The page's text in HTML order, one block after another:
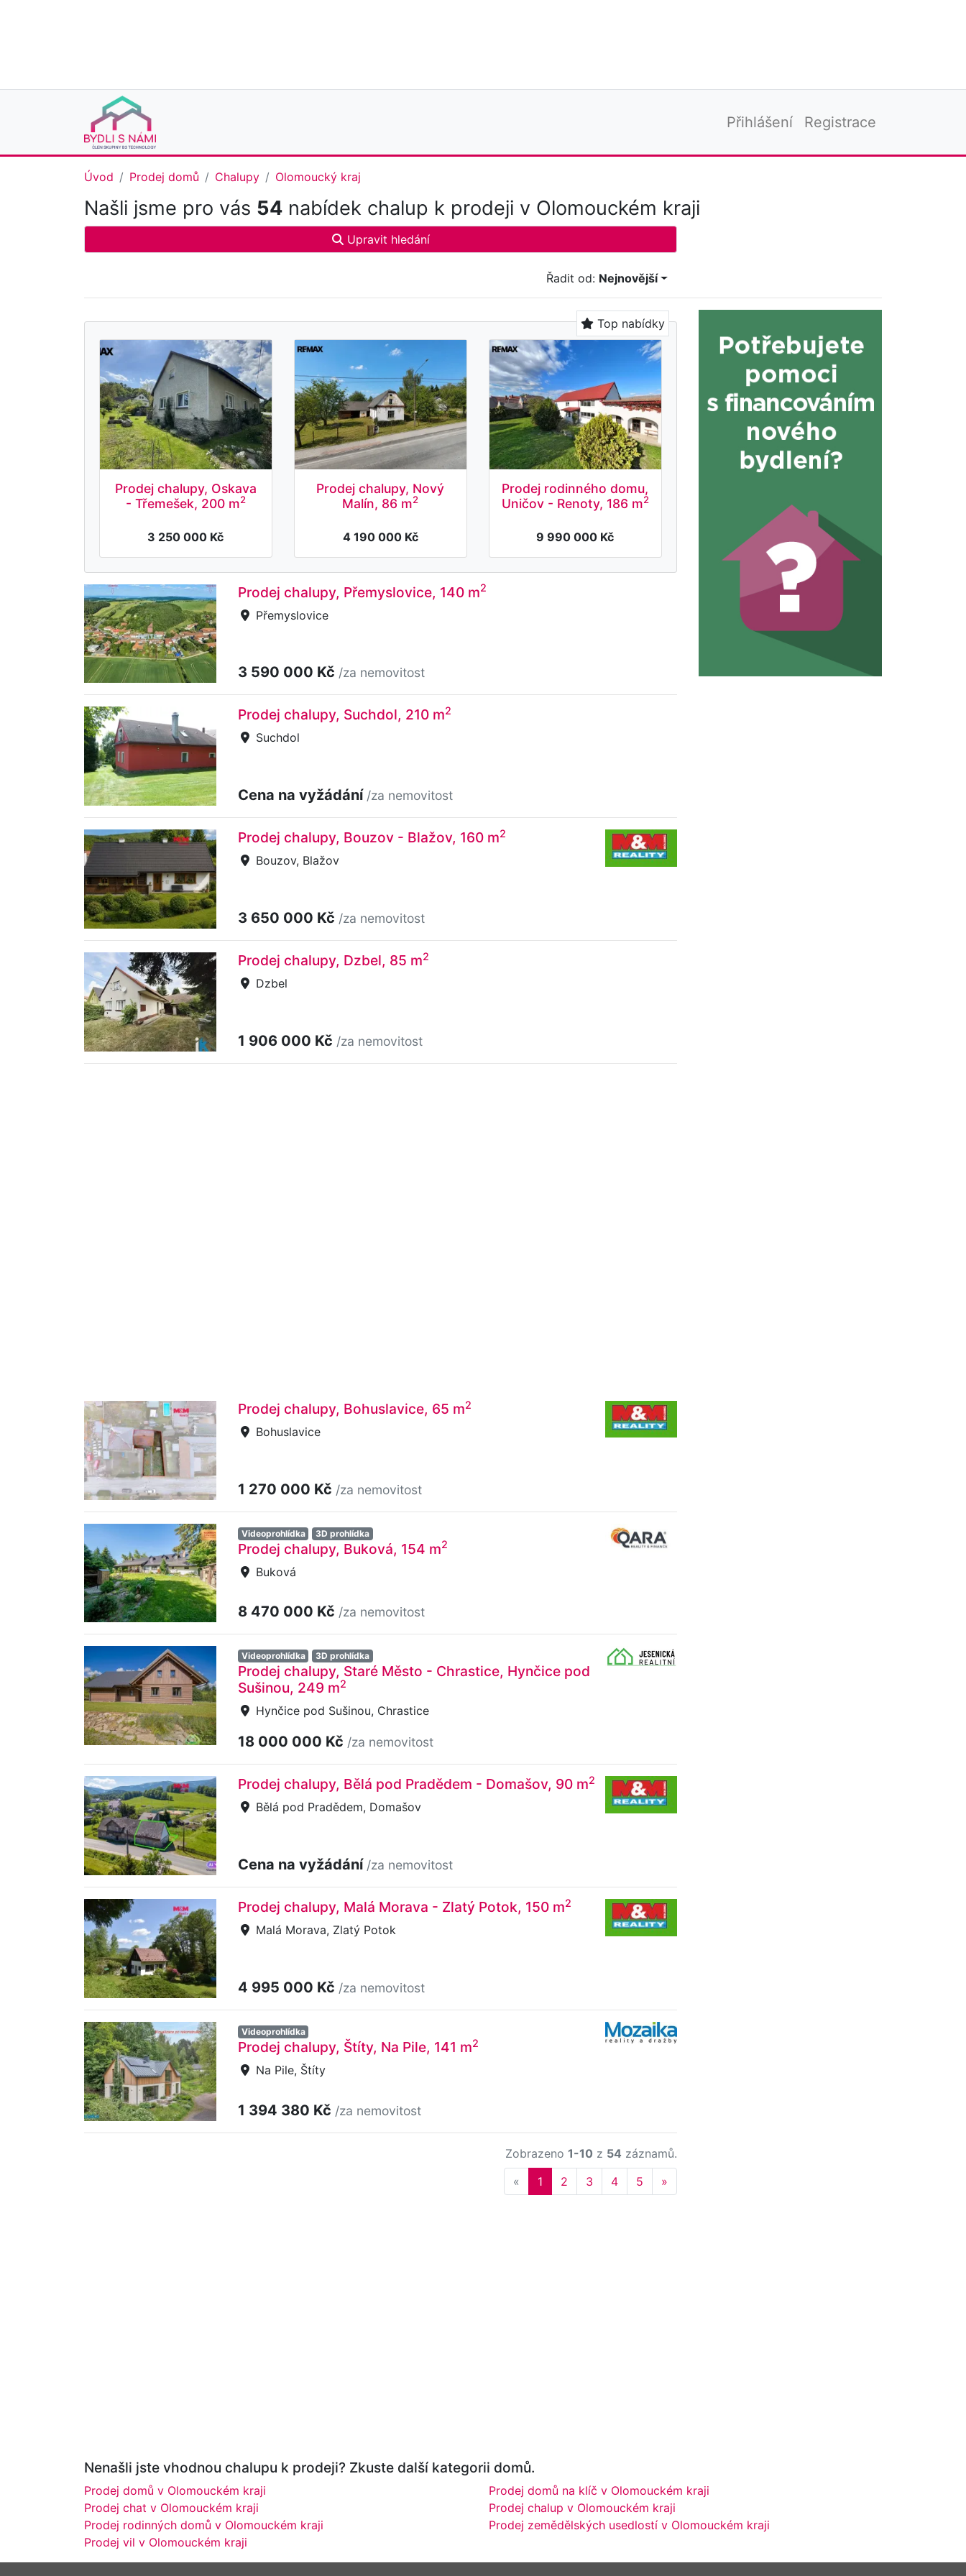
Přihlášení Registrace
Úvod Prodej domů Chalupy Olomoucký kraj
Našli jsme pro vás 54 nabídek chalup k prodeji v Olomouckém kraji
Upravit hledání
Řadit od: Nejnovější
Top nabídky
Prodej chalupy, Oskava
- Třemešek, 200 m2
3 250 000 Kč
Prodej chalupy, Nový
Malín, 86 m2
4 190 000 Kč
Prodej rodinného domu,
Uničov - Renoty, 186 m2
9 990 000 Kč
Prodej chalupy, Přemyslovice, 140 m2
Přemyslovice
3 590 000 Kč /za nemovitost
Prodej chalupy, Suchdol, 210 m2
Suchdol
Cena na vyžádání /za nemovitost
Prodej chalupy, Bouzov - Blažov, 160 m2
Bouzov, Blažov
3 650 000 Kč /za nemovitost
Prodej chalupy, Dzbel, 85 m2
Dzbel
1 906 000 Kč /za nemovitost
Prodej chalupy, Bohuslavice, 65 m2
Bohuslavice
1 270 000 Kč /za nemovitost
Videoprohlídka 3D prohlídka
Prodej chalupy, Buková, 154 m2
Buková
8 470 000 Kč /za nemovitost
Videoprohlídka 3D prohlídka
Prodej chalupy, Staré Město - Chrastice, Hynčice pod
Sušinou, 249 m2
Hynčice pod Sušinou, Chrastice
18 000 000 Kč /za nemovitost
Prodej chalupy, Bělá pod Pradědem - Domašov, 90 m2
Bělá pod Pradědem, Domašov
Cena na vyžádání /za nemovitost
Prodej chalupy, Malá Morava - Zlatý Potok, 150 m2
Malá Morava, Zlatý Potok
4 995 000 Kč /za nemovitost
Videoprohlídka
Prodej chalupy, Štíty, Na Pile, 141 m2
Na Pile, Štíty
1 394 380 Kč /za nemovitost
Zobrazeno 1-10 z 54 záznamů.
« Previous
1 2 3 4 5 »
Nenašli jste vhodnou chalupu k prodeji? Zkuste další kategorii domů.
Prodej domů v Olomouckém kraji
Prodej chat v Olomouckém kraji
Prodej rodinných domů v Olomouckém kraji
Prodej vil v Olomouckém kraji
Prodej domů na klíč v Olomouckém kraji
Prodej chalup v Olomouckém kraji
Prodej zemědělských usedlostí v Olomouckém kraji